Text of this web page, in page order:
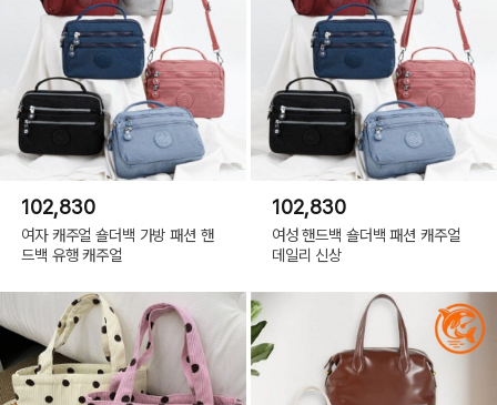
102,830
여자 캐주얼 숄더백 가방 패션 핸
드백 유행 캐주얼
102,830
여성 핸드백 숄더백 패션 캐주얼
데일리 신상